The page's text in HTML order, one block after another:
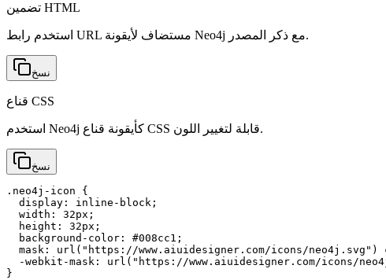
تضمين HTML
استخدم رابط URL مستضاف لأيقونة Neo4j مع ذكر المصدر.
نسخ
قناع CSS
استخدم Neo4j كأيقونة قناع CSS قابلة لتغيير اللون.
نسخ
.neo4j-icon {
  display: inline-block;
  width: 32px;
  height: 32px;
  background-color: #008cc1;
mask: url("https://www.aiuidesigner.com/icons/neo4j.svg")
-webkit-mask: url("https://www.aiuidesigner.com/icons/
}